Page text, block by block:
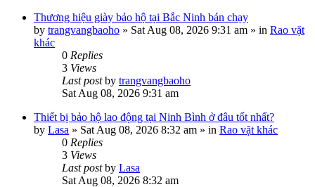
Thương hiệu giày bảo hộ tại Bắc Ninh bán chạy
by trangvangbaoho » Sat Aug 08, 2026 9:31 am » in Rao vặt
khác
0 Replies
3 Views
Last postby trangvangbaoho
Sat Aug 08, 2026 9:31 am
Thiết bị bảo hộ lao động tại Ninh Bình ở đâu tốt nhất?
by Lasa » Sat Aug 08, 2026 8:32 am » in Rao vặt khác
0 Replies
3 Views
Last postby Lasa
Sat Aug 08, 2026 8:32 am